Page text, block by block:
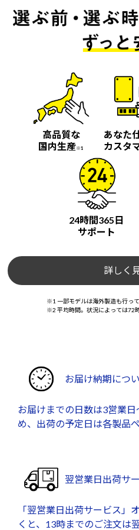
高品質な
国内生産※1
あなた
カスタ
24時間365日
サポート
詳しく
※1 一部モデルは海外製造も行って
※2 平均時間。状況によっては72
お届け納期につ
お届けまでの日数は3営業
め、出荷の予定日は各製品
翌営業日出荷サ
「翌営業日出荷サービス」
くと、13時までのご注文は